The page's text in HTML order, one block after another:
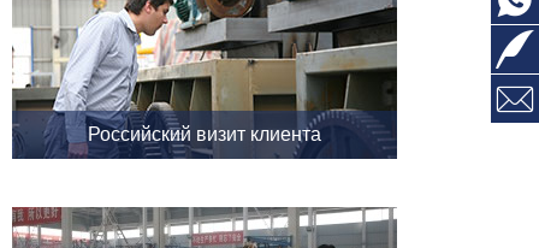
Российский визит клиента